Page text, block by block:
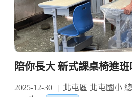
陪你長大 新式課桌椅進班
2025-12-30 北屯區 北屯國小